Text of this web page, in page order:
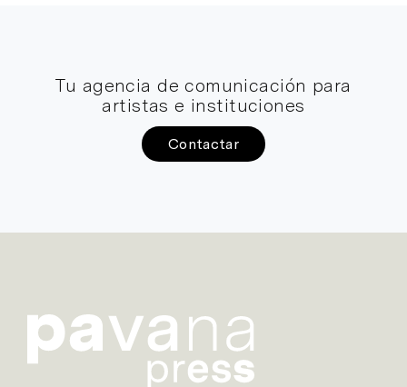
Tu agencia de comunicación para
artistas e instituciones
Contactar